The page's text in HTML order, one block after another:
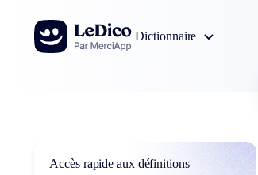
Aller au contenu
Dictionnaire
Accès rapide aux définitions